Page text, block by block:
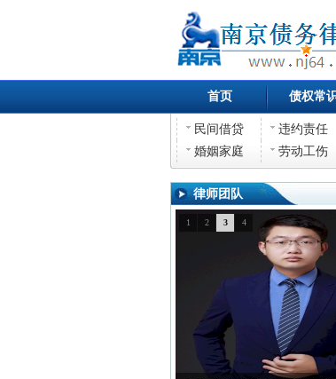
首页 债权常
民间借贷 违约责任
婚姻家庭
劳动工伤
律师团队
1 2 3 4